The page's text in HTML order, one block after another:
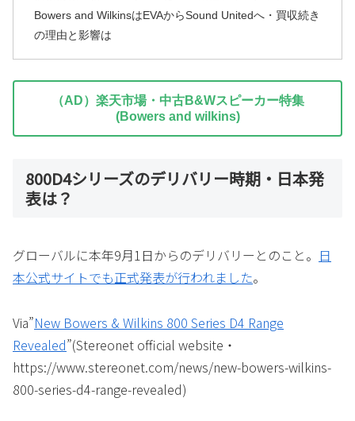
Bowers and WilkinsはEVAからSound Unitedへ・買収続き
の理由と影響は
（AD）楽天市場・中古B&Wスピーカー特集
(Bowers and wilkins)
800D4シリーズのデリバリー時期・日本発
表は？
グローバルに本年9月1日からのデリバリーとのこと。 日
本公式サイトでも正式発表が行われました。
Via”New Bowers & Wilkins 800 Series D4 Range
Revealed”(Stereonet official website・
https://www.stereonet.com/news/new-bowers-wilkins-
800-series-d4-range-revealed)